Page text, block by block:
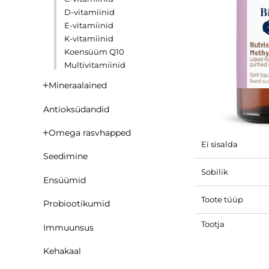
D-vitamiinid
E-vitamiinid
K-vitamiinid
Koensüüm Q10
Multivitamiinid
Mineraalained
Antioksüdandid
Omega rasvhapped
Seedimine
Ensüümid
Probiootikumid
Immuunsus
Kehakaal
Ei sisalda
Sobilik
Toote tüüp
Tootja